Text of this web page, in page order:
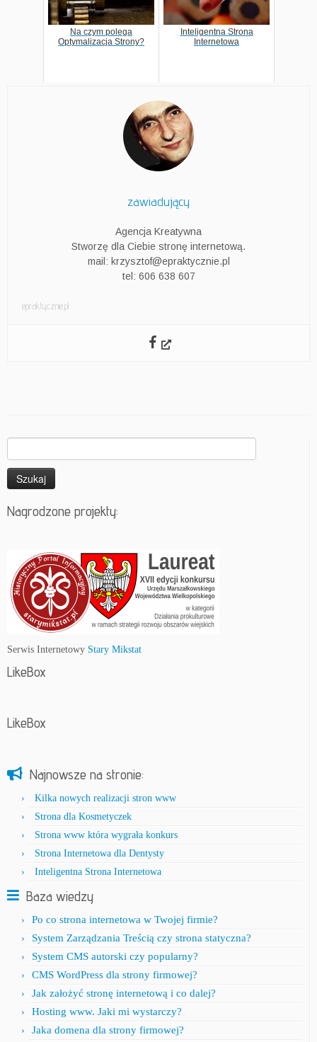
Na czym polega
Optymalizacja Strony?
Inteligentna Strona
Internetowa
zawiadujący
Agencja Kreatywna
Stworzę dla Ciebie stronę internetową.
mail: krzysztof@epraktycznie.pl
tel: 606 638 607
epraktycznie.pl
Nagrodzone projekty:
Serwis Internetowy Stary Mikstat
LikeBox
LikeBox
Najnowsze na stronie:
Kilka nowych realizacji stron www
Strona dla Kosmetyczek
Strona www która wygrała konkurs
Strona Internetowa dla Dentysty
Inteligentna Strona Internetowa
Baza wiedzy
Po co strona internetowa w Twojej firmie?
System Zarządzania Treścią czy strona statyczna?
System CMS autorski czy popularny?
CMS WordPress dla strony firmowej?
Jak założyć stronę internetową i co dalej?
Hosting www. Jaki mi wystarczy?
Jaka domena dla strony firmowej?